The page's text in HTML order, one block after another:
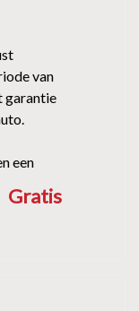
van
garantie
een
Gratis